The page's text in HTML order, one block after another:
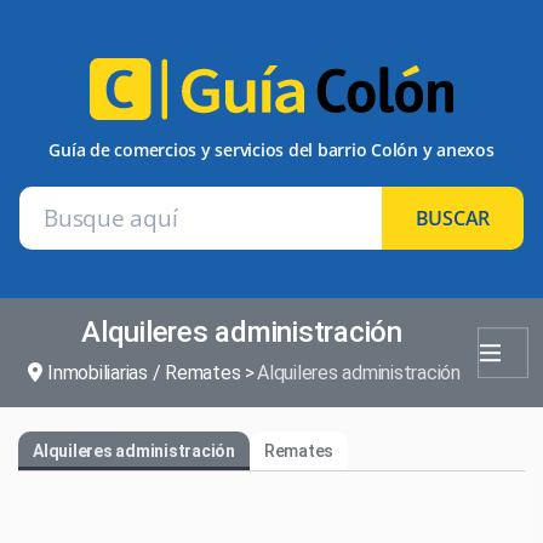
Guía de comercios y servicios del barrio Colón y anexos
BUSCAR
Alquileres administración
Inmobiliarias / Remates Alquileres administración
Alquileres administración Remates